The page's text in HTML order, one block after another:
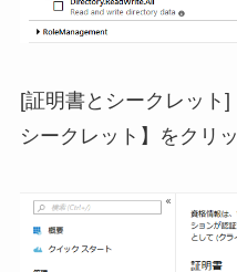
[証明書とシークレット
シークレット】をクリ